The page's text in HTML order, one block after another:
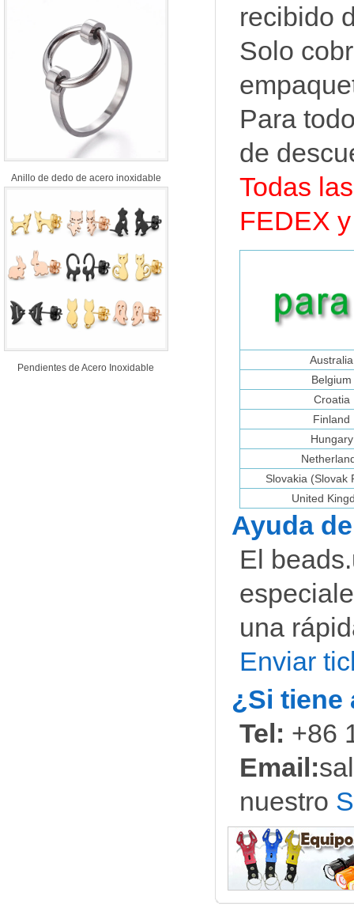
Anillo de dedo de acero inoxidable
Pendientes de Acero Inoxidable
recibido
Solo
Para
de
Todas
FEDEX
Australia
Belgium
Croatia
Finland
Hungary
Slovakia (Slovak
United
Ayuda
El
una
Enviar
¿Si tiene
Tel: +86
Email:
nuestro